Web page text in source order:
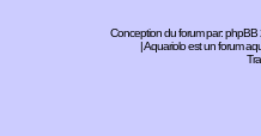
Conception du forum par:phpBB
| Aquariolo est un forum